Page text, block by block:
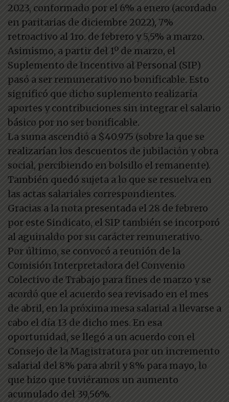
2023, conformado por el 6% a enero (acordado
en paritarias de diciembre 2022), 7%
retroactivo al 1ro. de febrero y 5,5% a marzo.
Asimismo, a partir del 1º de marzo, el
Suplemento de Incentivo al Personal (SIP)
pasó a ser remunerativo no bonificable. Esto
significó que dicho suplemento realizaría
aportes y contribuciones sin integrar el salario
básico por no ser bonificable.
La suma ascendió a $40.975 (sobre la que se
realizarían los descuentos de jubilación y obra
social, percibiendo en bolsillo el remanente).
También quedó sujeta a lo que se resuelva en
las actas salariales correspondientes.
Gracias a la nota presentada el 28 de febrero
por este Sindicato, el SIP también se incorporó
al aguinaldo por su carácter remunerativo.
Por último, se convocó a reunión de la
Comisión Interpretadora del Convenio
Colectivo de Trabajo para fines de marzo y se
acordó que el acuerdo sea revisado en el mes
de abril, en la próxima mesa salarial a llevarse a
cabo el día 13 de dicho mes. En esa
oportunidad, se llegó a un acuerdo con el
Consejo de la Magistratura por un incremento
salarial del 8% para abril y 8% para mayo, lo
que hizo que tuviéramos un aumento
acumulado del 39,56%.